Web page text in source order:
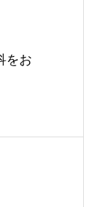
をお